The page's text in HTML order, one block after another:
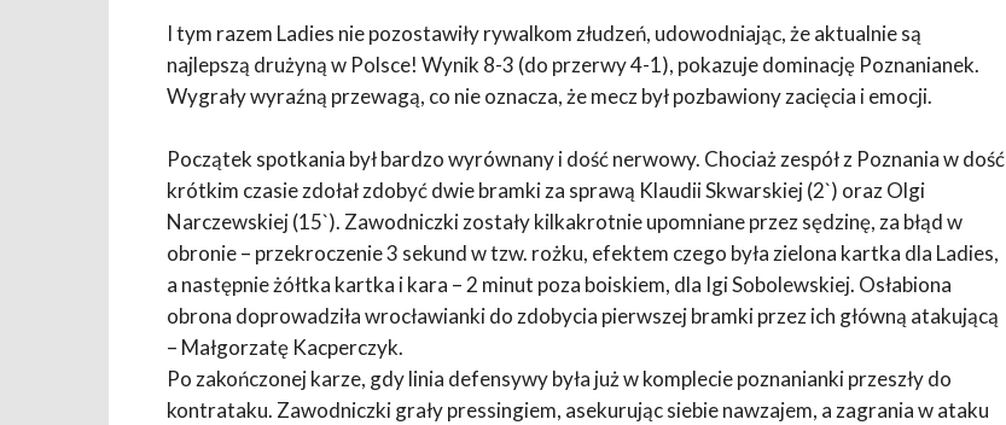
I tym razem Ladies nie pozostawiły rywalkom złudzeń, udowodniając, że aktualnie są
najlepszą drużyną w Polsce! Wynik 8-3 (do przerwy 4-1), pokazuje dominację Poznanianek.
Wygrały wyraźną przewagą, co nie oznacza, że mecz był pozbawiony zacięcia i emocji.
Początek spotkania był bardzo wyrównany i dość nerwowy. Chociaż zespół z Poznania w dość
krótkim czasie zdołał zdobyć dwie bramki za sprawą Klaudii Skwarskiej (2`) oraz Olgi
Narczewskiej (15`). Zawodniczki zostały kilkakrotnie upomniane przez sędzinę, za błąd w
obronie – przekroczenie 3 sekund w tzw. rożku, efektem czego była zielona kartka dla Ladies,
a następnie żółtka kartka i kara – 2 minut poza boiskiem, dla Igi Sobolewskiej. Osłabiona
obrona doprowadziła wrocławianki do zdobycia pierwszej bramki przez ich główną atakującą
– Małgorzatę Kacperczyk.
Po zakończonej karze, gdy linia defensywy była już w komplecie poznanianki przeszły do
kontrataku. Zawodniczki grały pressingiem, asekurując siebie nawzajem, a zagrania w ataku